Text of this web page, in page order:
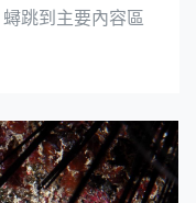
跳到主要內容區